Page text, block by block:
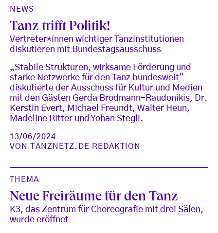
NEWS
Tanz trifft Politik!
Vertreter*innen wichtiger Tanzinstitutionen
diskutieren mit Bundestagsausschuss
„Stabile Strukturen, wirksame Förderung und
starke Netzwerke für den Tanz bundesweit“
diskutierte der Ausschuss für Kultur und Medien
mit den Gästen Gerda Brodmann-Raudonikis, Dr.
Kerstin Evert, Michael Freundt, Walter Heun,
Madeline Ritter und Yohan Stegli.
13/06/2024
VON
TANZNETZ.DE REDAKTION
THEMA
Neue Freiräume für den Tanz
K3, das Zentrum für Choreografie mit drei Sälen,
wurde eröffnet